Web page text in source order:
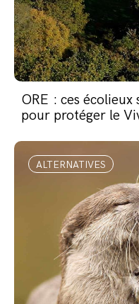
ORE : ces
pour protéger le
ALTERNATIVES